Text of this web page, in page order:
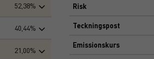
52,38%
40,44%
21,00%
Risk
Teckningspost
Emissionskurs